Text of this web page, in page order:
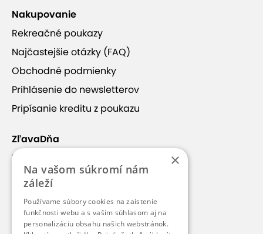
Nakupovanie
Rekreačné poukazy
Najčastejšie otázky (FAQ)
Obchodné podmienky
Prihlásenie do newsletterov
Pripísanie kreditu z poukazu
ZľavaDňa
Náš príbeh
Kontakt
Kariéra
Blog
×
Na vašom súkromí nám
záleží
Používame súbory cookies na zaistenie
funkčnosti webu a s vaším súhlasom aj na
personalizáciu obsahu našich webstránok.